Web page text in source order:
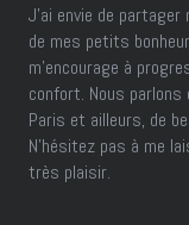
J’ai envie de
de mes petits
m'encourage à
confort. Nous parlons
Paris et ailleurs, de
N'hésitez pas à me
très plaisir.